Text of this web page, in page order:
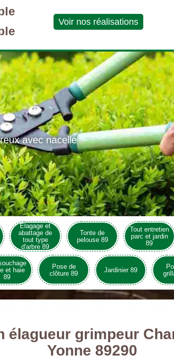
Voir nos réalisations
avec nacelle
Elagage et
abattage de
tout type
d'arbre 89
Tonte de
pelouse 89
Tout entretien
parc et jardin
89
et haie
89
Pose de
clôture 89
Jardinier 89
élagueur grimpeur
Yonne 89290